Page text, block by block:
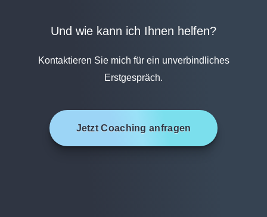
Und wie kann ich Ihnen helfen?
Kontaktieren Sie mich für ein unverbindliches
Erstgespräch.
Jetzt Coaching anfragen